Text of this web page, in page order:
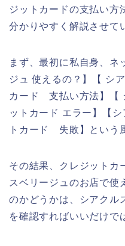
ジットカードの支払い方
分かりやすく解説させて
まず、最初に私自身、ネ
ジュ 使えるの？】【 シ
カード 支払い方法】【
ットカード エラー】【
トカード 失敗】という
その結果、クレジットカ
スベリージュのお店で使
のかどうかは、シアクル
を確認すればいいだけで